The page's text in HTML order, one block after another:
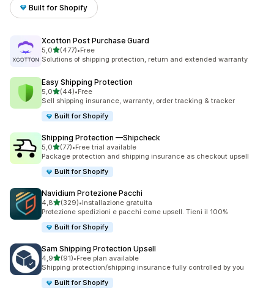
Built for Shopify
Xcotton Post Purchase Guard
5,0stelle su 5
(477)
477 recensioni totali
•Free
Solutions of shipping protection, return and extended warranty
Easy Shipping Protection
5,0stelle su 5
(44)
44 recensioni totali
•Free
Sell shipping insurance, warranty, order tracking & tracker
Built for Shopify
Shipping Protection —Shipcheck
5,0stelle su 5
(77)
77 recensioni totali
•Free trial available
Package protection and shipping insurance as checkout upsell
Built for Shopify
Navidium Protezione Pacchi
4,8stelle su 5
(329)
329 recensioni totali
•Installazione gratuita
Protezione spedizioni e pacchi come upsell. Tieni il 100%
Built for Shopify
Sam Shipping Protection Upsell
4,9stelle su 5
(91)
91 recensioni totali
•Free plan available
Shipping protection/shipping insurance fully controlled by you
Built for Shopify